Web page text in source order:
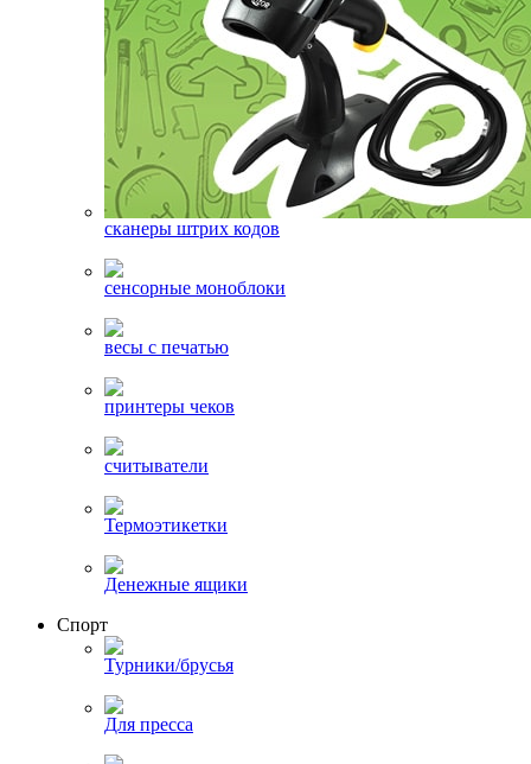
сканеры штрих кодов
сенсорные моноблоки
весы с печатью
принтеры чеков
считыватели
Термоэтикетки
Денежные ящики
Спорт
Турники/брусья
Для пресса